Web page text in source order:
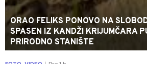
ORAO FELIKS PONOVO NA
SPASEN IZ KANDŽI KRIJUMČARA
PRIRODNO STANIŠTE